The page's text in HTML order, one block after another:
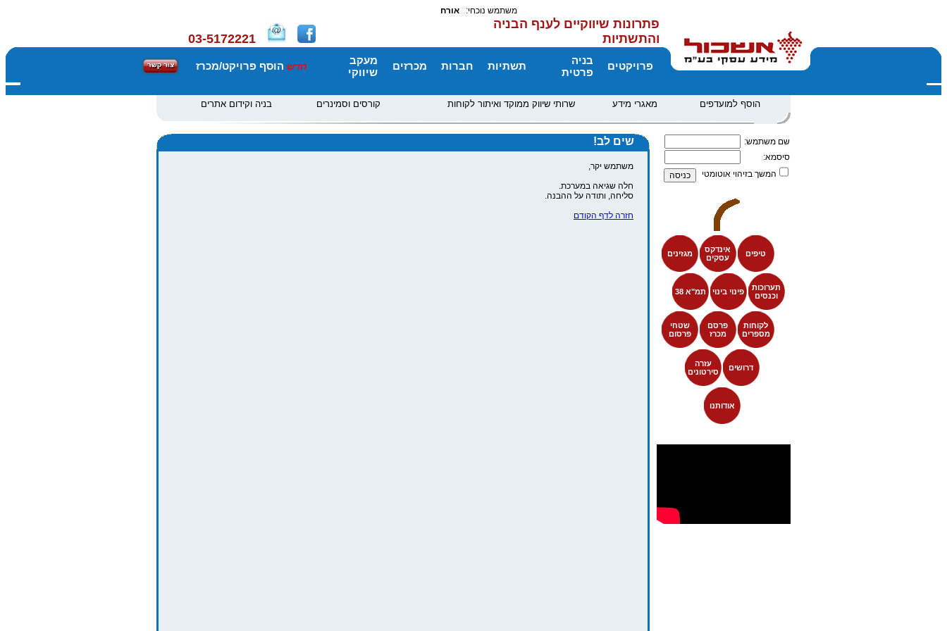
משתמש נוכחי: אורח
פתרונות שיווקיים לענף הבניה
והתשתיות
03-5172221
פרויקטים
בניה
פרטית
תשתיות חברות מכרזים
מעקב
שיווקי
חדש הוסף פרויקט/מכרז
הוסף למועדפים מאגרי מידע שרותי שיווק ממוקד ואיתור לקוחות קורסים וסמינרים בניה וקידום אתרים
שם משתמש:
סיסמא:
המשך בזיהוי אוטומטי
טיפים
אינדקס
עסקים
מגזינים
תערוכות
וכנסים
פינוי בינוי תמ"א 38
לקוחות
מספרים
פרסם
מכרז
שטחי
פרסום
דרושים
עזרה
סירטונים
אודותנו
שים לב!
משתמש יקר,
חלה שגיאה במערכת.
סליחה, ותודה על ההבנה.
חזרה לדף הקודם